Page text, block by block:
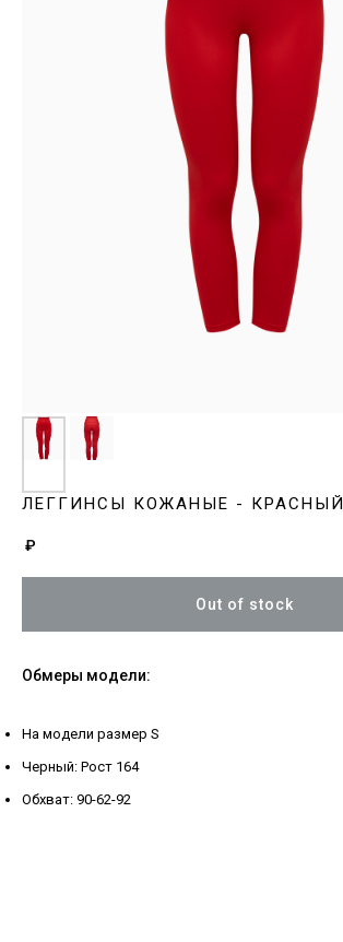
ЛЕГГИНСЫ КОЖАНЫЕ - КРАСНЫЙ
₽
Out of stock
Обмеры модели:
На модели размер S
Черный: Рост 164
Обхват: 90-62-92